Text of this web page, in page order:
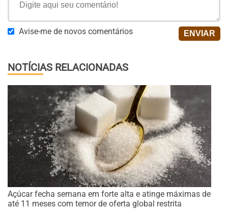
Avise-me de novos comentários
NOTÍCIAS RELACIONADAS
Açúcar fecha semana em forte alta e atinge máximas de
até 11 meses com temor de oferta global restrita